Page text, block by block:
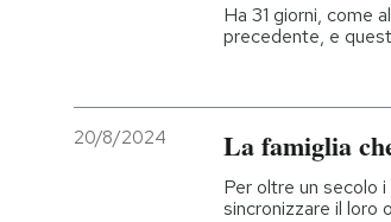
Economia
Ok Boomer!
Mondiali
Ha 31 giorni, come
precedente, e
20/8/2024 La famiglia
Per oltre un secolo
sincronizzare il loro